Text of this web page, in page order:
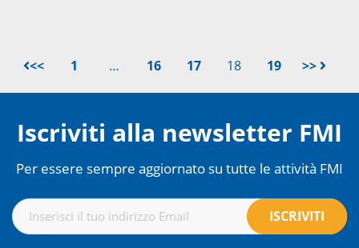
<< 1 … 16 17 18 19 >>
Iscriviti alla newsletter FMI
Per essere sempre aggiornato su tutte le attività FMI